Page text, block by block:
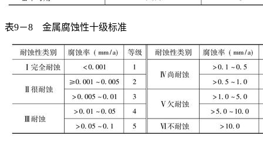
表9－8 金属腐蚀性十级标准